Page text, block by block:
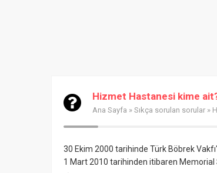
Hizmet Hastanesi kime
Ana Sayfa » Sıkça sorulan sorular »
30 Ekim 2000 tarihinde Türk Böbrek
1 Mart 2010 tarihinden itibaren Memorial